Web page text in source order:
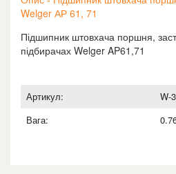
71
кількість
Welger АР 61, 71
Підшипник штовхача поршня,
підбирачах Welger AP61,71
Артикул:
W-
Вага: